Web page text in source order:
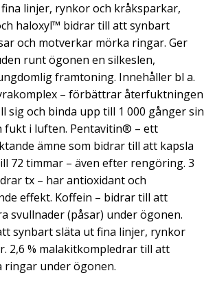
linjer, rynkor och kråksparkar,
haloxyl™ bidrar till att synbart
och motverkar mörka ringar. Ger
runt ögonen en silkeslen,
framtoning. Innehåller bl a.
– förbättrar återfuktningen
sig och binda upp till 1 000 gånger sin
fukt i luften. Pentavitin® – ett
ämne som bidrar till att kapsla
72 timmar – även efter rengöring. 3
tx – har antioxidant och
effekt. Koffein – bidrar till att
svullnader (påsar) under ögonen.
synbart släta ut fina linjer, rynkor
2,6 % malakitkompledrar till att
ringar under ögonen.